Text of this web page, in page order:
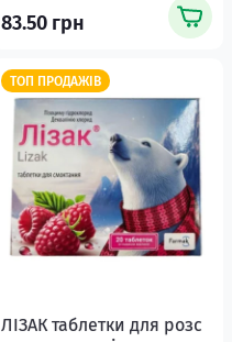
83.50 грн
ТОП ПРОДАЖІВ
ЛІЗАК таблетки для розс